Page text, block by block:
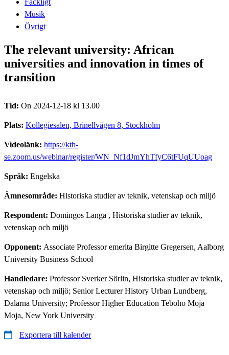
Musik
Övrigt
The relevant university: African
universities and innovation in times of
transition
Tid: On 2024-12-18 kl 13.00
Plats: Kollegiesalen, Brinellvägen 8, Stockholm
Videolänk: https://kth-
se.zoom.us/webinar/register/WN_Nf1dJmYhTfyC6tFUqUUoag
Språk: Engelska
Ämnesområde: Historiska studier av teknik, vetenskap och miljö
Respondent: Domingos Langa , Historiska studier av teknik,
vetenskap och miljö
Opponent: Associate Professor emerita Birgitte Gregersen, Aalborg
University Business School
Handledare: Professor Sverker Sörlin, Historiska studier av teknik,
vetenskap och miljö; Senior Lecturer History Urban Lundberg,
Dalarna University; Professor Higher Education Teboho Moja
Moja, New York University
Exportera till kalender